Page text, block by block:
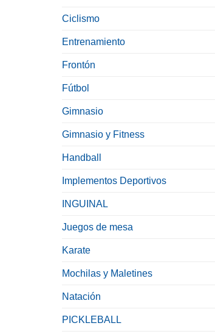
Ciclismo
Entrenamiento
Frontón
Fútbol
Gimnasio
Gimnasio y Fitness
Handball
Implementos Deportivos
INGUINAL
Juegos de mesa
Karate
Mochilas y Maletines
Natación
PICKLEBALL